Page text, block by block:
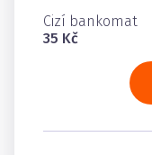
Cizí bankomat
35 Kč